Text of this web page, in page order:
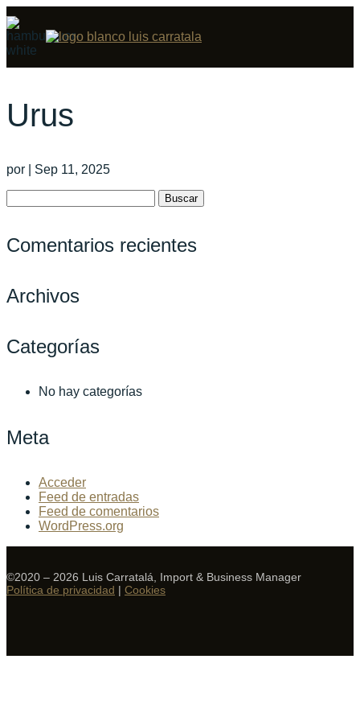
Urus
por
Sep 11, 2025
Comentarios recientes
Archivos
Categorías
No hay categorías
Meta
Acceder
Feed de entradas
Feed de comentarios
WordPress.org
©2020 – 2026 Luis Carratalá, Import & Business Manager
Política de privacidad | Cookies